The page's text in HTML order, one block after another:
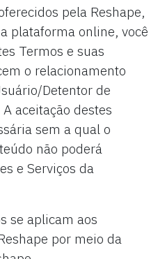
pela Reshape,
plataforma online, você
Termos e suas
o relacionamento
Detentor de
aceitação destes
sem a qual o
não poderá
e Serviços da
se aplicam aos
por meio da